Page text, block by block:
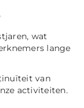
wat
lange
van
activiteiten.